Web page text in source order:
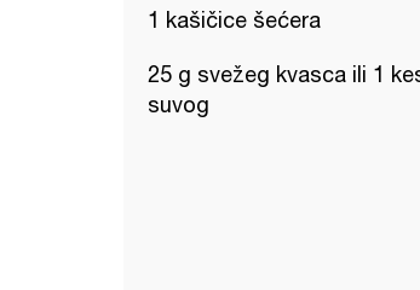
1 kašičice šećera
25 g svežeg kvasca ili 1
suvog